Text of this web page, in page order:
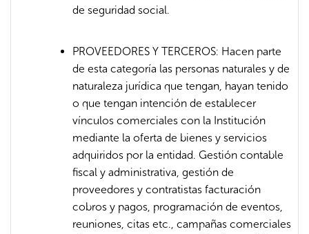
de seguridad social.
PROVEEDORES Y TERCEROS: Hacen parte
de esta categoría las personas naturales y de
naturaleza jurídica que tengan, hayan tenido
o que tengan intención de establecer
vínculos comerciales con la Institución
mediante la oferta de bienes y servicios
adquiridos por la entidad. Gestión contable
fiscal y administrativa, gestión de
proveedores y contratistas facturación
cobros y pagos, programación de eventos,
reuniones, citas etc., campañas comerciales